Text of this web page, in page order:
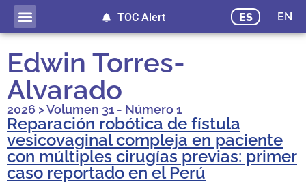
ES EN
TOC Alert
Edwin Torres-
Alvarado
2026 >Volumen 31 - Número 1
Reparación robótica de fístula
vesicovaginal compleja en paciente
con múltiples cirugías previas: primer
caso reportado en el Perú